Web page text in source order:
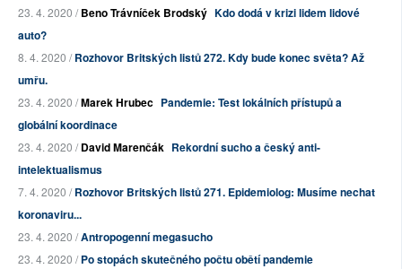
23. 4. 2020 /Beno Trávníček Brodský Kdo dodá v krizi lidem lidové
auto?
8. 4. 2020 /Rozhovor Britských listů 272. Kdy bude konec světa? Až
umřu.
23. 4. 2020 /Marek Hrubec Pandemie: Test lokálních přístupů a
globální koordinace
23. 4. 2020 /David Marenčák Rekordní sucho a český anti-
intelektualismus
7. 4. 2020 /Rozhovor Britských listů 271. Epidemiolog: Musíme nechat
koronaviru...
23. 4. 2020 /Antropogenní megasucho
23. 4. 2020 /Po stopách skutečného počtu obětí pandemie